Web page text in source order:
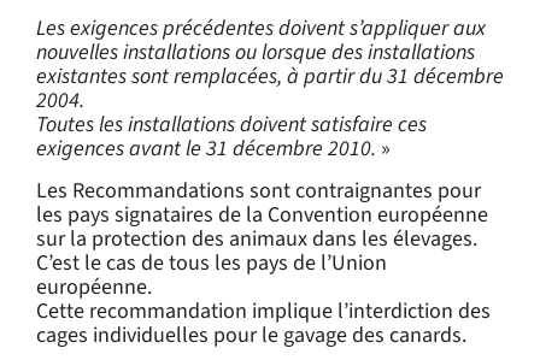
Les exigences précédentes doivent s’appliquer aux
nouvelles installations ou lorsque des installations
existantes sont remplacées, à partir du 31 décembre
2004.
Toutes les installations doivent satisfaire ces
exigences avant le 31 décembre 2010. »
Les Recommandations sont contraignantes pour
les pays signataires de la Convention européenne
sur la protection des animaux dans les élevages.
C’est le cas de tous les pays de l’Union
européenne.
Cette recommandation implique l’interdiction des
cages individuelles pour le gavage des canards.